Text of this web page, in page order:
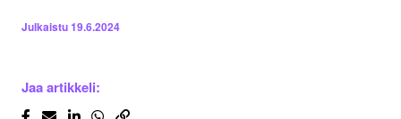
Julkaistu19.6.2024
Jaa artikkeli: